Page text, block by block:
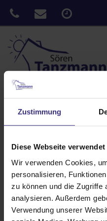
Zustimmung
Diese Webseite
Wir verwenden Cookies,
personalisieren,
zu können und die Zugriffe
analysieren. Außerdem
Verwendung unserer
Sie sind hier:Home »
Wintergarten
Veröffentlicht
23. Oktober 2017
Wintergarten
Mit dem integrierten Licht in
W10 schaffen Sie eine tolle,
dazugehörige Volant-Rollo
Blicken Ihrer Nachbarn.